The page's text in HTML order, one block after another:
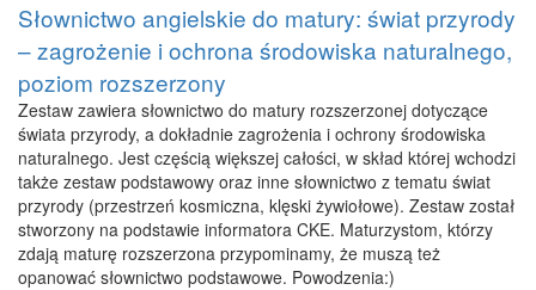
Słownictwo angielskie do matury: świat przyrody
– zagrożenie i ochrona środowiska naturalnego,
poziom rozszerzony
Zestaw zawiera słownictwo do matury rozszerzonej dotyczące
świata przyrody, a dokładnie zagrożenia i ochrony środowiska
naturalnego. Jest częścią większej całości, w skład której wchodzi
także zestaw podstawowy oraz inne słownictwo z tematu świat
przyrody (przestrzeń kosmiczna, klęski żywiołowe). Zestaw został
stworzony na podstawie informatora CKE. Maturzystom, którzy
zdają maturę rozszerzona przypominamy, że muszą też
opanować słownictwo podstawowe. Powodzenia:)